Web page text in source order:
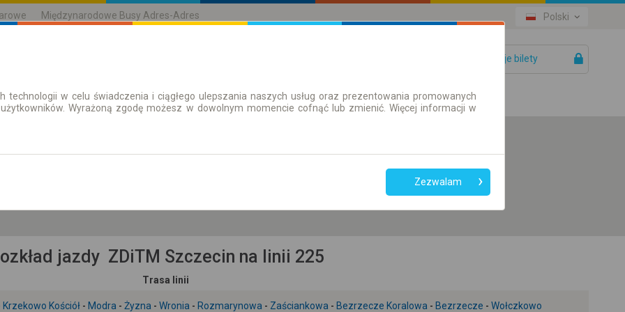
Międzynarodowe Busy Adres-Adres Polski
Twoje bilety
| Bilety Bilety okresowe
przesiadek
Tylko bilet online
jazdy ZDiTM Szczecin na linii 225
Trasa linii
Krzekowo Kościół - Modra - Żyzna - Wronia - Rozmarynowa - Zaściankowa - Bezrzecze Koralowa - Bezrzecze - Wołczkowo
technologii w celu świadczenia i ciągłego ulepszania naszych usług oraz prezentowania promowanych
Wyrażoną zgodę możesz w dowolnym momencie cofnąć lub zmienić. Więcej informacji w
Zezwalam